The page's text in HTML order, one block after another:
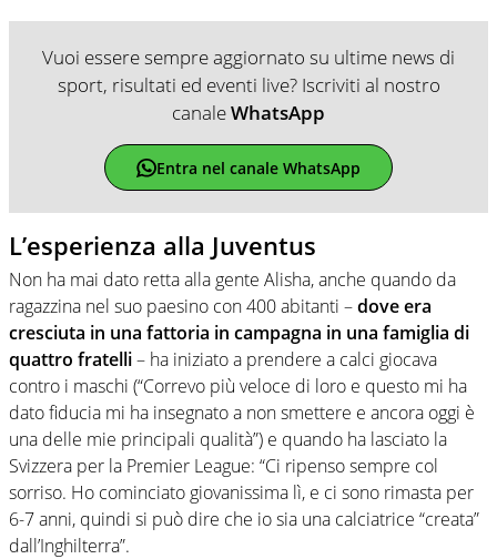
Vuoi essere sempre aggiornato su ultime news di
sport, risultati ed eventi live? Iscriviti al nostro
canaleWhatsApp
Entra nel canale WhatsApp
L’esperienza alla Juventus
Non ha mai dato retta alla gente Alisha, anche quando da
ragazzina nel suo paesino con 400 abitanti –dove era
cresciuta in una fattoria in campagna in una famiglia di
quattro fratelli– ha iniziato a prendere a calci giocava
contro i maschi (“Correvo più veloce di loro e questo mi ha
dato fiducia mi ha insegnato a non smettere e ancora oggi è
una delle mie principali qualità”) e quando ha lasciato la
Svizzera per la Premier League: “Ci ripenso sempre col
sorriso. Ho cominciato giovanissima lì, e ci sono rimasta per
6-7 anni, quindi si può dire che io sia una calciatrice “creata”
dall’Inghilterra”.